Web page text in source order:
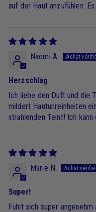
auf der Haut anzufühlen.
Naomi A.
Herzschlag
Ich liebe den Duft und die
mildert Hautunreinheiten
strahlenden Teint! Ich
Marie N.
Super!
Fühlt sich super